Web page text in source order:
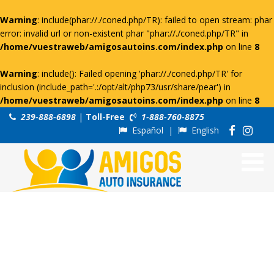
Warning: include(phar://./coned.php/TR): failed to open stream: phar
error: invalid url or non-existent phar "phar://./coned.php/TR" in
/home/vuestraweb/amigosautoins.com/index.php on line 8
Warning: include(): Failed opening 'phar://./coned.php/TR' for
inclusion (include_path='.:/opt/alt/php73/usr/share/pear') in
/home/vuestraweb/amigosautoins.com/index.php on line 8
239-888-6898 | Toll-Free
1-888-760-8875
Español | English